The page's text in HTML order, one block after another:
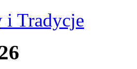
i Tradycje